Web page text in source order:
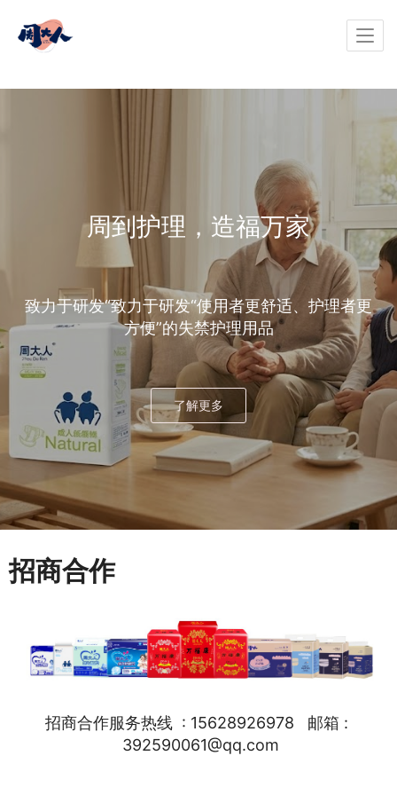
周到护理，造福万家
致力于研发“致力于研发“使用者更舒适、护理者更
方便”的失禁护理用品
了解更多
招商合作
招商合作服务热线 : 15628926978 邮箱 :
392590061@qq.com